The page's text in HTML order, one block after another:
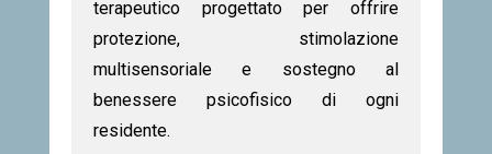
terapeutico progettato per offrire
protezione, stimolazione
multisensoriale e sostegno al
benessere psicofisico di ogni
residente.